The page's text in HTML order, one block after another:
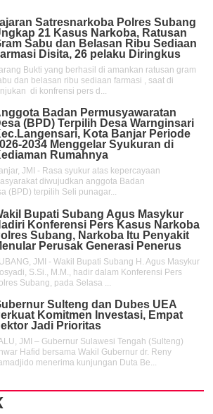
Satresnarkoba Polres Subang
21 Kasus Narkoba, Ratusan
Sabu dan Belasan Ribu Sediaan
Disita, 26 pelaku Diringkus
Bukti yang berhasil di amankan ratusan gram
dan belasan ribu sediaan farmasi , saat di
di konfrensi pers d...
Badan Permusyawaratan
(BPD) Terpilih Desa Warnginsari
Kota Banjar Periode
2034 Menggelar Syukuran di
Rumahnya
JMI - Rasa syukur atas kepercayaan
diwujudkan anggota Badan
(BPD) terpilih Seli punagar...
Bupati Subang Agus Masykur
Konferensi Pers Kasus Narkoba
Subang, Narkoba Itu Penyakit
Perusak Generasi Penerus
JMI - Wakil Bupati Subang H. Agus Masykur
S.Si., M.M., hadir dalam Konferensi Pers
Subang, pada Selasa ...
Sulteng dan Dubes UEA
Komitmen Investasi, Empat
Jadi Prioritas
JMI – Gubernur Sulawesi Tengah (Sulteng)
Hafid bersama Wakil Gubernur dr. Reny
menerima kunjungan Duta Be...